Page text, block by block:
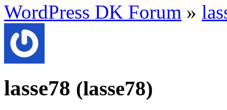
WordPress DK Forum »
lasse78 (lasse78)